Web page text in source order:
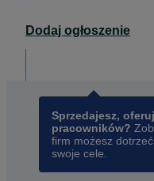
Dodaj ogłoszenie
Sprzedajesz,
pracowników?
firm możesz
swoje cele.